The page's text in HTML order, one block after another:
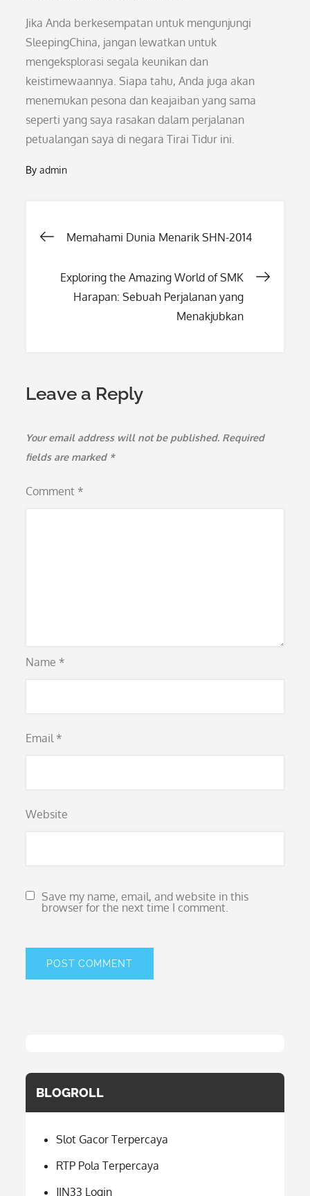
Jika Anda berkesempatan untuk mengunjungi
SleepingChina, jangan lewatkan untuk
mengeksplorasi segala keunikan dan
keistimewaannya. Siapa tahu, Anda juga akan
menemukan pesona dan keajaiban yang sama
seperti yang saya rasakan dalam perjalanan
petualangan saya di negara Tirai Tidur ini.
Byadmin
Post
navigation
Memahami Dunia Menarik SHN-2014
Exploring the Amazing World of SMK
Harapan: Sebuah Perjalanan yang
Menakjubkan
Leave a Reply
Your email address will not be published. Required
fields are marked *
Comment *
Name *
Email *
Website
Save my name, email, and website in this
browser for the next time I comment.
BLOGROLL
Slot Gacor Terpercaya
RTP Pola Terpercaya
JIN33 Login